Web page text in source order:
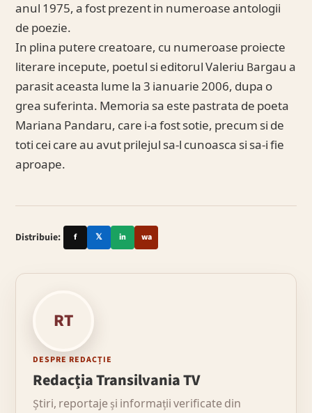
anul 1975, a fost prezent in numeroase antologii
de poezie.
In plina putere creatoare, cu numeroase proiecte
literare incepute, poetul si editorul Valeriu Bargau a
parasit aceasta lume la 3 ianuarie 2006, dupa o
grea suferinta. Memoria sa este pastrata de poeta
Mariana Pandaru, care i-a fost sotie, precum si de
toti cei care au avut prilejul sa-l cunoasca si sa-i fie
aproape.
Distribuie: f 𝕏 in wa
RT
DESPRE REDACȚIE
Redacția Transilvania TV
Știri, reportaje și informații verificate din